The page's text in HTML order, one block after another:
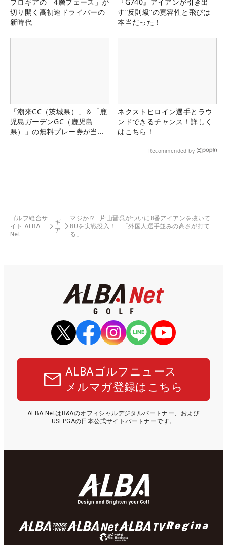
切り開く高初速ドライバーの
新時代
す“反則級”の寛容性と飛びは
本当だった！
「潮来CC（茨城県）」＆「鹿
児島ガーデンGC（鹿児島
県）」の無料プレー券が当た
ネクストヒロイン選手とラウ
ンドできるチャンス！詳しく
はこちら！
Recommended by
ゴルフ総合サ
イト ALBA
Net
ギ
ア
マジか⁉ 片山晋呉がついに8番アイアンを抜いて
8Uを実戦投入！ 「外国人選手並みの高さが打て
る」
ALBAゴルフニュース
メルマガ登録はこちら
ALBA NetはR&Aのオフィシャルデジタルパートナー、および
USLPGAの日本公式サイトパートナーです。